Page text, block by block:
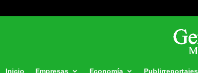
Inicio Empresas Economía Publirreportajes